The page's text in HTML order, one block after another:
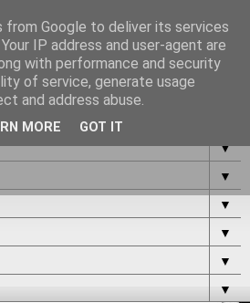
▼
▼
▼
▼
▼
▼
from Google to deliver its services
IP address and user-agent are
with performance and security
of service, generate usage
and address abuse.
MORE GOT IT